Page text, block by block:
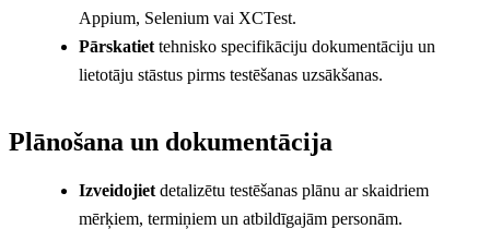
Appium, Selenium vai XCTest.
Pārskatiet tehnisko specifikāciju dokumentāciju un
lietotāju stāstus pirms testēšanas uzsākšanas.
Plānošana un dokumentācija
Izveidojiet detalizētu testēšanas plānu ar skaidriem
mērķiem, termiņiem un atbildīgajām personām.